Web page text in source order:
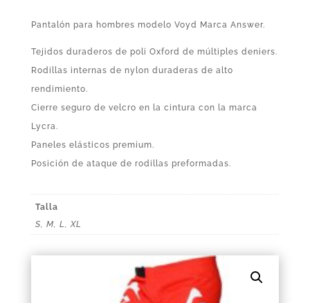
Pantalón para hombres modelo Voyd Marca Answer.
Tejidos duraderos de poli Oxford de múltiples deniers.
Rodillas internas de nylon duraderas de alto
rendimiento.
Cierre seguro de velcro en la cintura con la marca
Lycra.
Paneles elásticos premium.
Posición de ataque de rodillas preformadas.
Talla
S, M, L, XL